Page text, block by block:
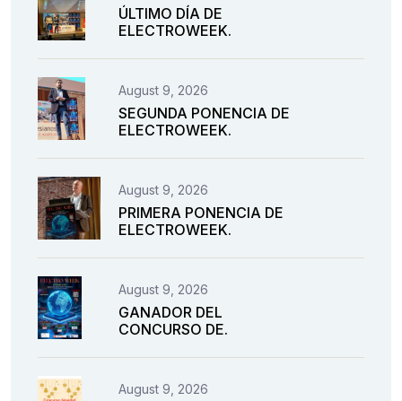
ÚLTIMO DÍA DE
ELECTROWEEK.
August 9, 2026
SEGUNDA PONENCIA DE
ELECTROWEEK.
August 9, 2026
PRIMERA PONENCIA DE
ELECTROWEEK.
August 9, 2026
GANADOR DEL
CONCURSO DE.
August 9, 2026